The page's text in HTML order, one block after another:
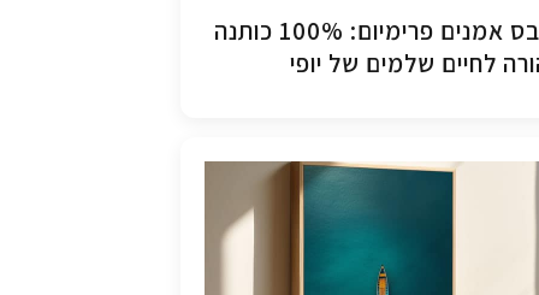
קנבס אמנים פרימיום: 100% כותנה
לחיים שלמים של יופי